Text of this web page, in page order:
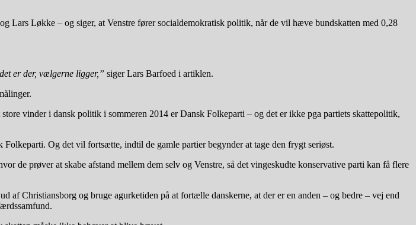
Lars Løkke – og siger, at Venstre fører socialdemokratisk politik, når de vil hæve bundskatten med 0,28
er der, vælgerne ligger,” siger Lars Barfoed i artiklen.
vinder i dansk politik i sommeren 2014 er Dansk Folkeparti – og det er ikke pga partiets skattepolitik,
Og det vil fortsætte, indtil de gamle partier begynder at tage den frygt seriøst.
de prøver at skabe afstand mellem dem selv og Venstre, så det vingeskudte konservative parti kan få flere
Christiansborg og bruge agurketiden på at fortælle danskerne, at der er en anden – og bedre – vej end